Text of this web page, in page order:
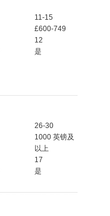
11-15
£600-749
12
是
26-30
1000 英镑及
以上
17
是